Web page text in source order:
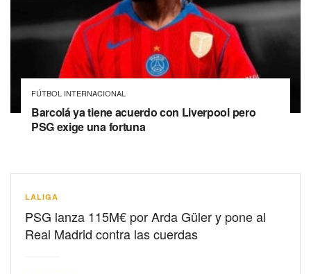
FÚTBOL INTERNACIONAL
Barcolá ya tiene acuerdo con Liverpool pero
PSG exige una fortuna
LALIGA
PSG lanza 115M€ por Arda Güler y pone al
Real Madrid contra las cuerdas